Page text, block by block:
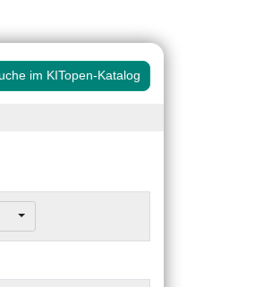
im KITopen-Katalog